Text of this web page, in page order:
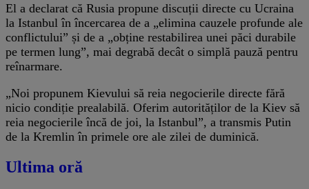
El a declarat că Rusia propune discuții directe cu Ucraina
la Istanbul în încercarea de a „elimina cauzele profunde ale
conflictului” și de a „obține restabilirea unei păci durabile
pe termen lung”, mai degrabă decât o simplă pauză pentru
reînarmare.
„Noi propunem Kievului să reia negocierile directe fără
nicio condiție prealabilă. Oferim autorităților de la Kiev să
reia negocierile încă de joi, la Istanbul”, a transmis Putin
de la Kremlin în primele ore ale zilei de duminică.
Ultima oră